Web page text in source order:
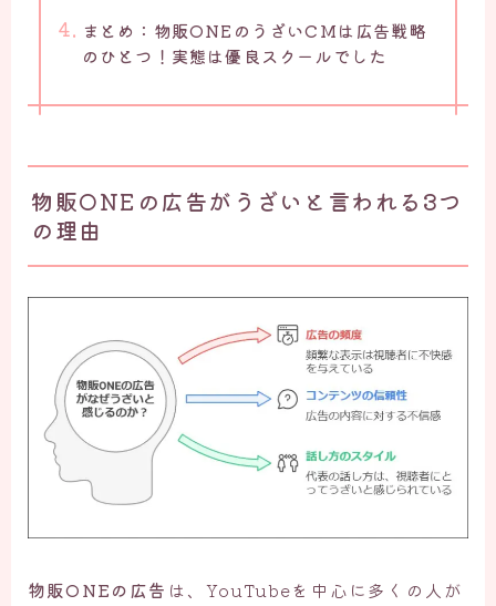
まとめ：物販ONEのうざいCMは広告戦略
のひとつ！実態は優良スクールでした
物販ONEの広告がうざいと言われる3つ
の理由
物販ONEの広告 は、YouTubeを中心に多くの人が